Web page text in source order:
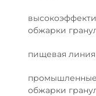
обжарки
пищевая
обжарки